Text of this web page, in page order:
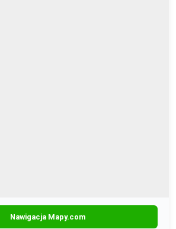
Nawigacja Mapy.com